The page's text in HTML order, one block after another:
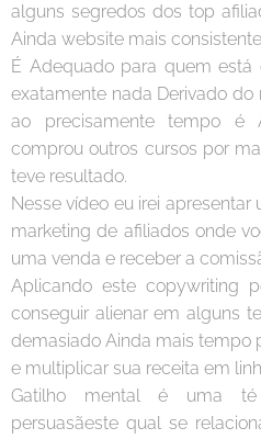
alguns segredos dos top
Ainda website mais
É Adequado para quem
exatamente nada Derivado
ao precisamente tempo é
comprou outros cursos por
teve resultado.
Nesse vídeo eu irei
marketing de afiliados onde
uma venda e receber a
Aplicando este copywriting
conseguir alienar em alguns
demasiado Ainda mais tempo
e multiplicar sua receita em
Gatilho mental é uma té
persuasãeste qual se